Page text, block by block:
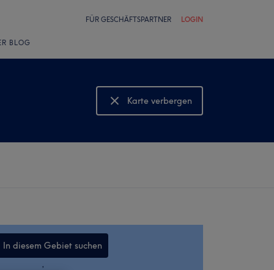
FÜR GESCHÄFTSPARTNER LOGIN
BLOG
Karte verbergen
Karte anzeigen
In diesem Gebiet suchen
,